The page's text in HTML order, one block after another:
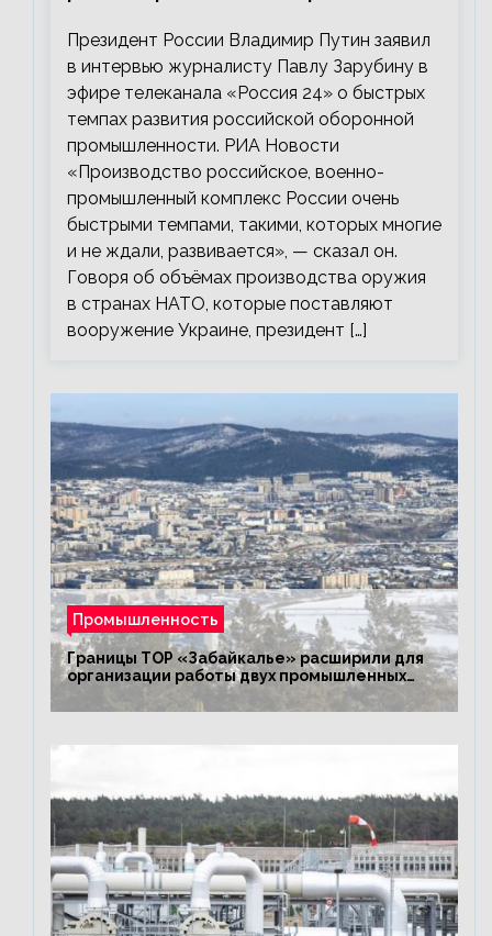
Президент России Владимир Путин заявил
в интервью журналисту Павлу Зарубину в
эфире телеканала «Россия 24» о быстрых
темпах развития российской оборонной
промышленности. РИА Новости
«Производство российское, военно-
промышленный комплекс России очень
быстрыми темпами, такими, которых многие
и не ждали, развивается», — сказал он.
Говоря об объёмах производства оружия
в странах НАТО, которые поставляют
вооружение Украине, президент […]
Промышленность
Границы ТОР «Забайкалье» расширили для
организации работы двух промышленных
предприятий